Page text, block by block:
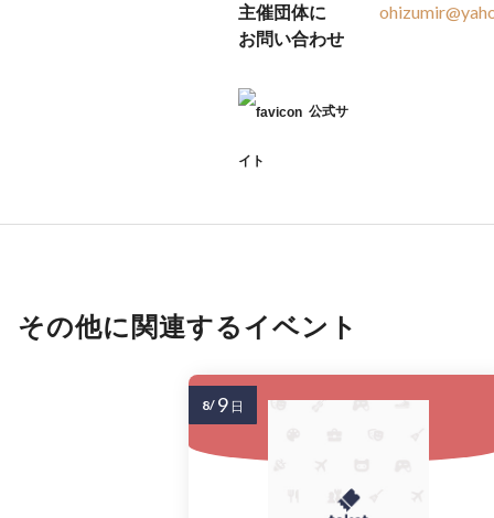
主催団体に
お問い合わせ
公式サ
イト
その他に関連するイベント
8/ 9 日